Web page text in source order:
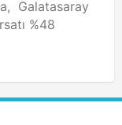
Galatasaray
%48